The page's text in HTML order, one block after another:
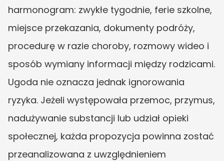
harmonogram: zwykłe tygodnie, ferie szkolne,
miejsce przekazania, dokumenty podróży,
procedurę w razie choroby, rozmowy wideo i
sposób wymiany informacji między rodzicami.
Ugoda nie oznacza jednak ignorowania
ryzyka. Jeżeli występowała przemoc, przymus,
nadużywanie substancji lub udział opieki
społecznej, każda propozycja powinna zostać
przeanalizowana z uwzględnieniem